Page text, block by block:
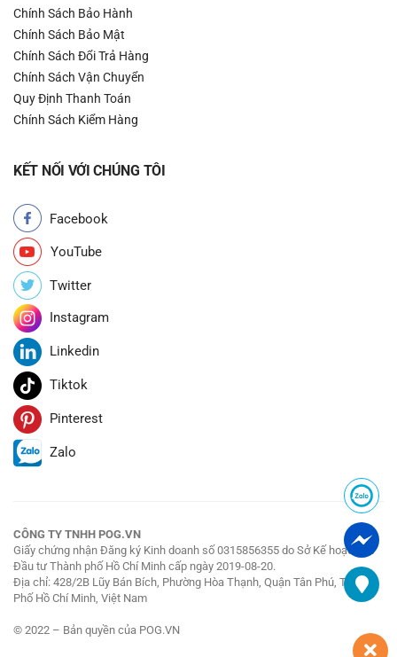
Chính Sách Bảo Hành
Chính Sách Bảo Mật
Chính Sách Đổi Trả Hàng
Chính Sách Vận Chuyển
Quy Định Thanh Toán
Chính Sách Kiểm Hàng
KẾT NỐI VỚI CHÚNG TÔI
Facebook
YouTube
Twitter
Instagram
Linkedin
Tiktok
Pinterest
Zalo
CÔNG TY TNHH POG.VN
Giấy chứng nhận Đăng ký Kinh doanh số 0315856355 do Sở Kế hoạch và
Đầu tư Thành phố Hồ Chí Minh cấp ngày 2019-08-20.
Địa chỉ: 428/2B Lũy Bán Bích, Phường Hòa Thạnh, Quận Tân Phú, Thành
Phố Hồ Chí Minh, Việt Nam
© 2022 – Bản quyền của POG.VN